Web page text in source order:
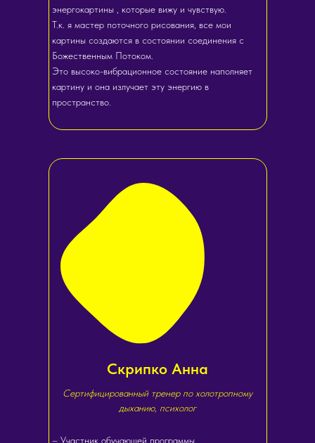
энергокартины , которые вижу и чувствую.
Т.к. я мастер поточного рисования, все мои
картины создаются в состоянии соединения с
Божественным Потоком.
Это высоко-вибрационное состояние наполняет
картину и она излучает эту энергию в
пространство.
– Участник обучающей программы
Сертифицированный тренер по холотропному
дыханию, психолог
Скрипко Анна